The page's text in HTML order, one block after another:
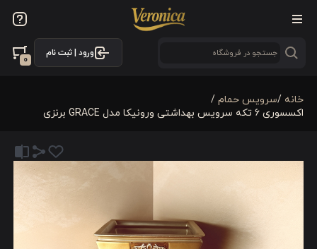
ورود | ثبت نام
0
خانه /سرویس حمام /
اکسسوری 6 تکه سرویس بهداشتی ورونیکا مدل GRACE برنزی